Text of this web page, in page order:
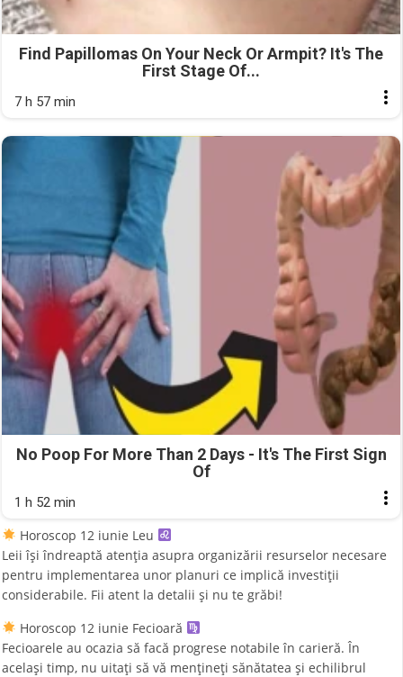
Find Papillomas On Your Neck Or Armpit? It's The
First Stage Of...
7 h 57 min
No Poop For More Than 2 Days - It's The First Sign
Of
1 h 52 min
Horoscop 12 iunie Leu
Leii își îndreaptă atenția asupra organizării resurselor necesare
pentru implementarea unor planuri ce implică investiții
considerabile. Fii atent la detalii și nu te grăbi!
Horoscop 12 iunie Fecioară
Fecioarele au ocazia să facă progrese notabile în carieră. În
același timp, nu uitați să vă mențineți sănătatea și echilibrul